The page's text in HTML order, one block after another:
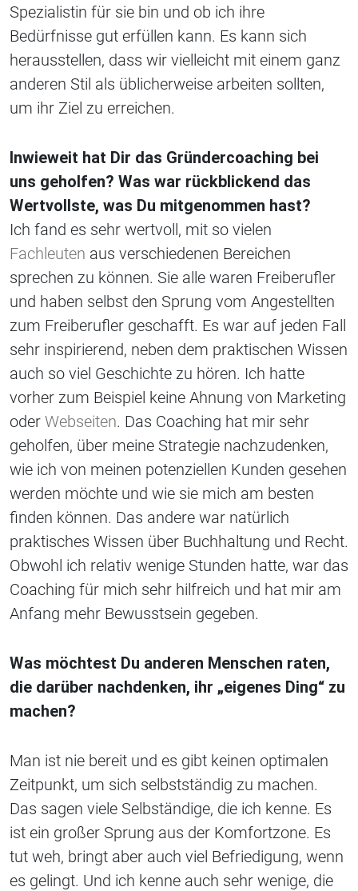
Spezialistin für sie bin und ob ich ihre
Bedürfnisse gut erfüllen kann. Es kann sich
herausstellen, dass wir vielleicht mit einem ganz
anderen Stil als üblicherweise arbeiten sollten,
um ihr Ziel zu erreichen.
Inwieweit hat Dir das Gründercoaching bei
uns geholfen? Was war rückblickend das
Wertvollste, was Du mitgenommen hast?
Ich fand es sehr wertvoll, mit so vielen
Fachleuten aus verschiedenen Bereichen
sprechen zu können. Sie alle waren Freiberufler
und haben selbst den Sprung vom Angestellten
zum Freiberufler geschafft. Es war auf jeden Fall
sehr inspirierend, neben dem praktischen Wissen
auch so viel Geschichte zu hören. Ich hatte
vorher zum Beispiel keine Ahnung von Marketing
oder Webseiten. Das Coaching hat mir sehr
geholfen, über meine Strategie nachzudenken,
wie ich von meinen potenziellen Kunden gesehen
werden möchte und wie sie mich am besten
finden können. Das andere war natürlich
praktisches Wissen über Buchhaltung und Recht.
Obwohl ich relativ wenige Stunden hatte, war das
Coaching für mich sehr hilfreich und hat mir am
Anfang mehr Bewusstsein gegeben.
Was möchtest Du anderen Menschen raten,
die darüber nachdenken, ihr „eigenes Ding“ zu
machen?
Man ist nie bereit und es gibt keinen optimalen
Zeitpunkt, um sich selbstständig zu machen.
Das sagen viele Selbständige, die ich kenne. Es
ist ein großer Sprung aus der Komfortzone. Es
tut weh, bringt aber auch viel Befriedigung, wenn
es gelingt. Und ich kenne auch sehr wenige, die